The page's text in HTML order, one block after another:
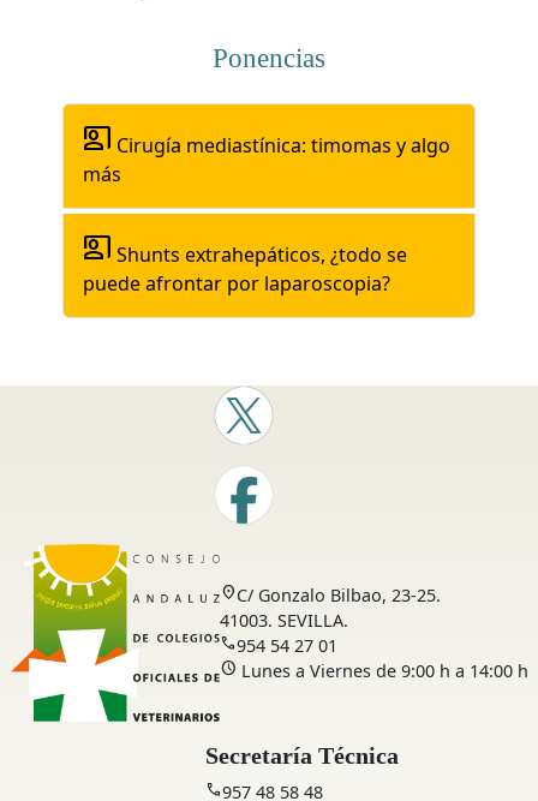
Ponencias
co_present Cirugía mediastínica: timomas y algo
más
co_present Shunts extrahepáticos, ¿todo se
puede afrontar por laparoscopia?
location_onC/ Gonzalo Bilbao, 23-25.
41003. SEVILLA.
call954 54 27 01
schedule Lunes a Viernes de 9:00 h a 14:00 h
Secretaría Técnica
call957 48 58 48